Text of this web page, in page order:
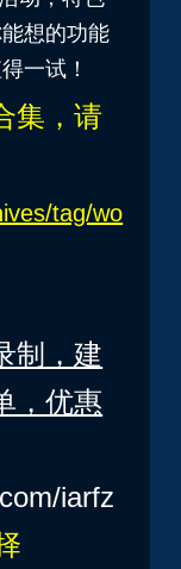
想的功能
一试！
集 ，请
tag/wo
制，建
，优惠
iarfz